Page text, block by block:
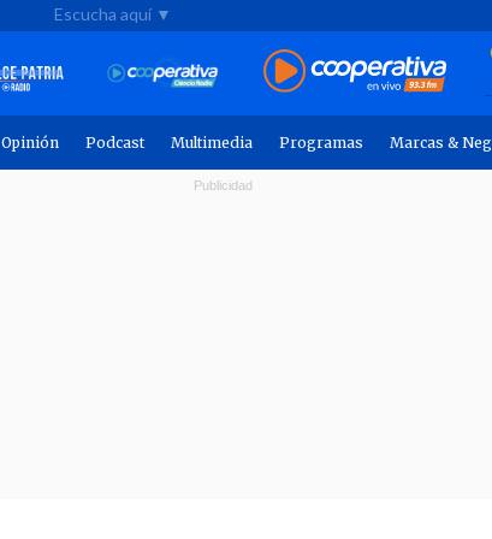
Escucha aquí ▼
Opinión Podcast Multimedia Programas Marcas &